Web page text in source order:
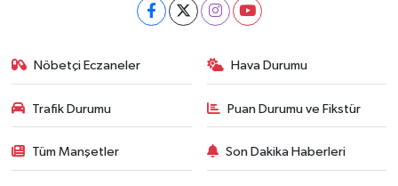
Nöbetçi Eczaneler Hava Durumu
Trafik Durumu Puan Durumu ve Fikstür
Tüm Manşetler Son Dakika Haberleri